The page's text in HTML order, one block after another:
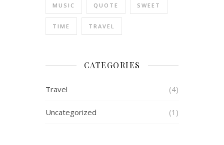
MUSIC QUOTE SWEET
TIME TRAVEL
CATEGORIES
Travel (4)
Uncategorized (1)